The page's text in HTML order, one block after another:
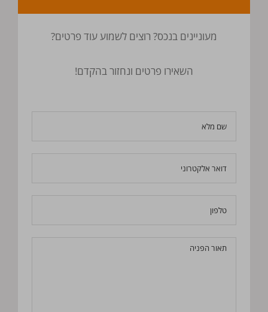
מעוניינים בנכס? רוצים לשמוע עוד פרטים?
השאירו פרטים ונחזור בהקדם!